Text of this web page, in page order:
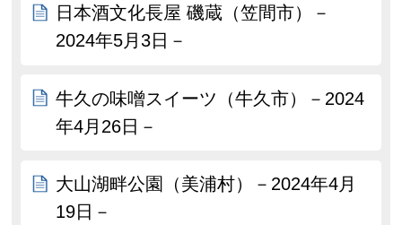
日本酒文化長屋 磯蔵（笠間市）－
2024年5月3日－
牛久の味噌スイーツ（牛久市）－2024
年4月26日－
大山湖畔公園（美浦村）－2024年4月
19日－